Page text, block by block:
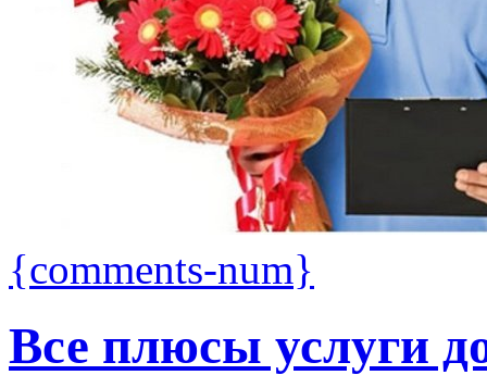
{comments-num}
Все плюсы услуги